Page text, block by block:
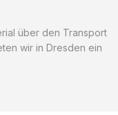
über den Transport
wir in Dresden ein